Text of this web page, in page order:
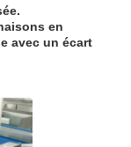
en
avec un écart